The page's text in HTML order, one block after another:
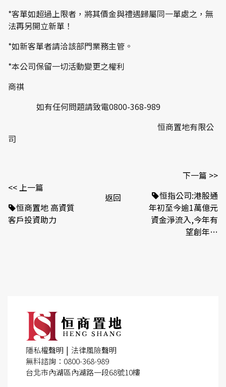
*客單如超過上限者，將其價金與禮遇歸屬同一單處之，無
法再另開立新單！
*如新客單者請洽該部門業務主管。
*本公司保留一切活動變更之權利
商祺
如有任何問題請致電0800-368-989
恒商置地有限公
司
<< 上一篇
恒商置地 高資質
客戶投資助力
返回
下一篇 >>
恒指公司:港股通
年初至今逾1萬億元
資金淨流入,今年有
望創年…
隱私權聲明 | 法律風險聲明
無料諮詢：0800-368-989
台北市內湖區內湖路一段68號10樓